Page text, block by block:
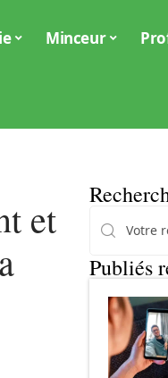
Minceur
et
Publiés